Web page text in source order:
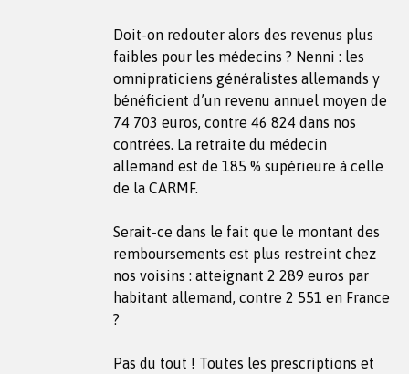
Doit-on redouter alors des revenus plus
faibles pour les médecins ? Nenni : les
omnipraticiens généralistes allemands y
bénéficient d’un revenu annuel moyen de
74 703 euros, contre 46 824 dans nos
contrées. La retraite du médecin
allemand est de 185 % supérieure à celle
de la CARMF.
Serait-ce dans le fait que le montant des
remboursements est plus restreint chez
nos voisins : atteignant 2 289 euros par
habitant allemand, contre 2 551 en France
?
Pas du tout ! Toutes les prescriptions et